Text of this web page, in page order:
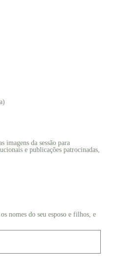
imagens da sessão para
e publicações patrocinadas,
nomes do seu esposo e filhos, e